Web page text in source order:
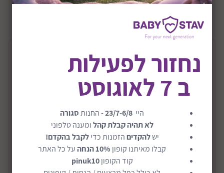
Steel Pots & Pans
ערכת סירים ומחבתות מנירוסטה מבית מליסה ודאג.
קחו את הקטנטנים למסע קולינרי במטבח הילדים עם כל
הכלים שצריך להכנת ארוחה מנצחת!
הערכה כוללת סיר, 2 מחבתות, מכסים תואמים, מסננת וכף
נחזור לפעילות
ב 7 לאוגוסט
היי 23/7-6/8- החנותסגורה
לא תהיה קבלת קהלומענה טלפוני
ישלהקדיםהזמנות כדילקבל בהקדם!
קבלו מאיתנו קופון 10% הנחה
על כל האתר
קוד הקופוןpinuk10